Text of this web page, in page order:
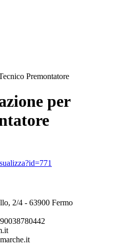
Premontatore
per
2/4 - 63900 Fermo